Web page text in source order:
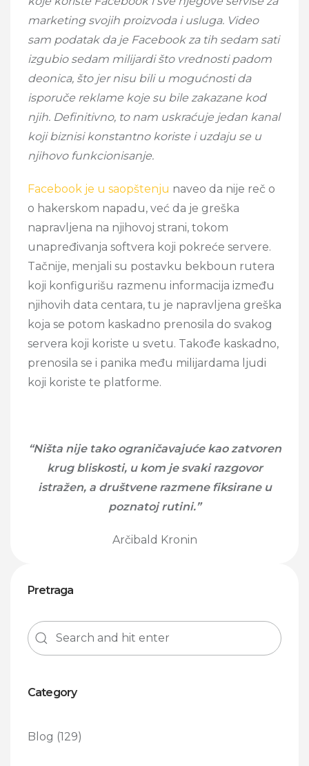
marketing svojih proizvoda i usluga. Video
sam podatak da je Facebook za tih sedam sati
izgubio sedam milijardi što vrednosti padom
deonica, što jer nisu bili u mogućnosti da
isporuče reklame koje su bile zakazane kod
njih. Definitivno, to nam uskraćuje jedan kanal
koji biznisi konstantno koriste i uzdaju se u
njihovo funkcionisanje.
Facebook je u saopštenju naveo da nije reč o
o hakerskom napadu, već da je greška
napravljena na njihovoj strani, tokom
unapređivanja softvera koji pokreće servere.
Tačnije, menjali su postavku bekboun rutera
koji konfigurišu razmenu informacija između
njihovih data centara, tu je napravljena greška
koja se potom kaskadno prenosila do svakog
servera koji koriste u svetu. Takođe kaskadno,
prenosila se i panika među milijardama ljudi
koji koriste te platforme.
“Ništa nije tako ograničavajuće kao zatvoren
krug bliskosti, u kom je svaki razgovor
istražen, a društvene razmene fiksirane u
poznatoj rutini.”
Arčibald Kronin
Pretraga
Category
Blog (129)